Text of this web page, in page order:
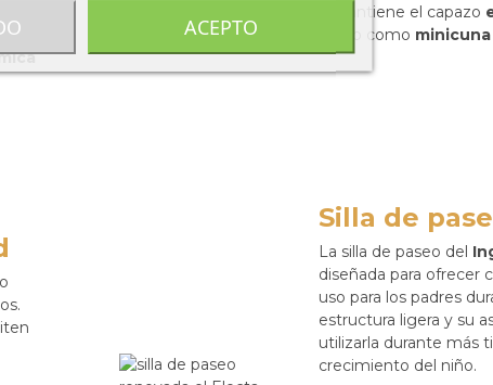
✔️Mantiene el capazo
✔️Uso como minicuna
Silla de
La silla de paseo del
diseñada para ofrecer
uso para los padres
estructura ligera y su
utilizarla durante más
crecimiento del niño.
ACEPTO